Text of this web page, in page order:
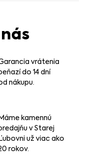
vrátenia
do 14 dní
nákupu.
kamennú
v Starej
už viac ako
rokov.